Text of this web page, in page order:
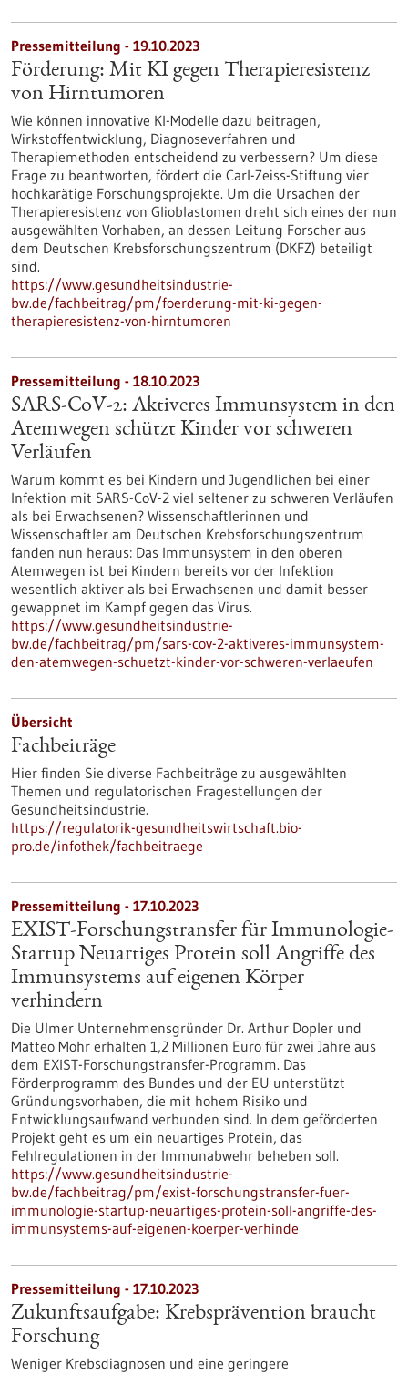
Pressemitteilung - 19.10.2023
Förderung: Mit KI gegen Therapieresistenz
von Hirntumoren
Wie können innovative KI-Modelle dazu beitragen,
Wirkstoffentwicklung, Diagnoseverfahren und
Therapiemethoden entscheidend zu verbessern? Um diese
Frage zu beantworten, fördert die Carl-Zeiss-Stiftung vier
hochkarätige Forschungsprojekte. Um die Ursachen der
Therapieresistenz von Glioblastomen dreht sich eines der nun
ausgewählten Vorhaben, an dessen Leitung Forscher aus
dem Deutschen Krebsforschungszentrum (DKFZ) beteiligt
sind.
https://www.gesundheitsindustrie-
bw.de/fachbeitrag/pm/foerderung-mit-ki-gegen-
therapieresistenz-von-hirntumoren
Pressemitteilung - 18.10.2023
SARS-CoV-2: Aktiveres Immunsystem in den
Atemwegen schützt Kinder vor schweren
Verläufen
Warum kommt es bei Kindern und Jugendlichen bei einer
Infektion mit SARS-CoV-2 viel seltener zu schweren Verläufen
als bei Erwachsenen? Wissenschaftlerinnen und
Wissenschaftler am Deutschen Krebsforschungszentrum
fanden nun heraus: Das Immunsystem in den oberen
Atemwegen ist bei Kindern bereits vor der Infektion
wesentlich aktiver als bei Erwachsenen und damit besser
gewappnet im Kampf gegen das Virus.
https://www.gesundheitsindustrie-
bw.de/fachbeitrag/pm/sars-cov-2-aktiveres-immunsystem-
den-atemwegen-schuetzt-kinder-vor-schweren-verlaeufen
Übersicht
Fachbeiträge
Hier finden Sie diverse Fachbeiträge zu ausgewählten
Themen und regulatorischen Fragestellungen der
Gesundheitsindustrie.
https://regulatorik-gesundheitswirtschaft.bio-
pro.de/infothek/fachbeitraege
Pressemitteilung - 17.10.2023
EXIST-Forschungstransfer für Immunologie-
Startup Neuartiges Protein soll Angriffe des
Immunsystems auf eigenen Körper
verhindern
Die Ulmer Unternehmensgründer Dr. Arthur Dopler und
Matteo Mohr erhalten 1,2 Millionen Euro für zwei Jahre aus
dem EXIST-Forschungstransfer-Programm. Das
Förderprogramm des Bundes und der EU unterstützt
Gründungsvorhaben, die mit hohem Risiko und
Entwicklungsaufwand verbunden sind. In dem geförderten
Projekt geht es um ein neuartiges Protein, das
Fehlregulationen in der Immunabwehr beheben soll.
https://www.gesundheitsindustrie-
bw.de/fachbeitrag/pm/exist-forschungstransfer-fuer-
immunologie-startup-neuartiges-protein-soll-angriffe-des-
immunsystems-auf-eigenen-koerper-verhinde
Pressemitteilung - 17.10.2023
Zukunftsaufgabe: Krebsprävention braucht
Forschung
Weniger Krebsdiagnosen und eine geringere